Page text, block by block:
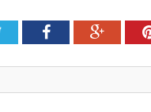
TwitterFacebook